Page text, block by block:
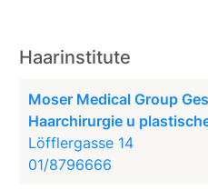
Haarinstitute
Moser Medical Group
Haarchirurgie u
Löfflergasse 14
01/8796666